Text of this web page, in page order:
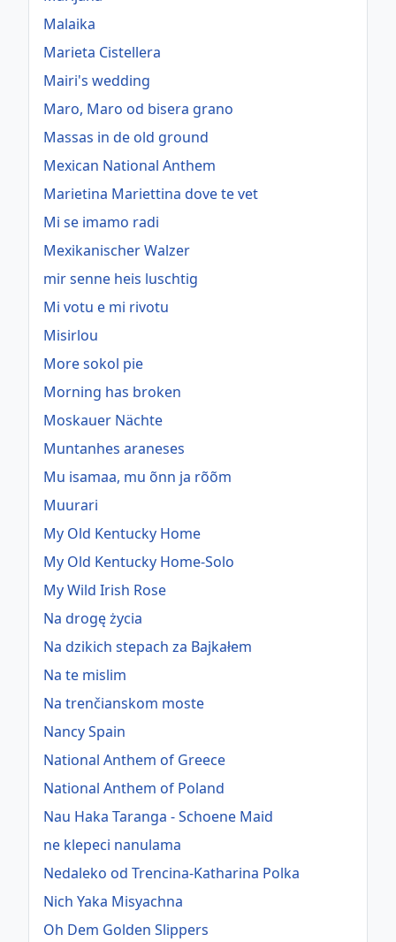
Malaika
Marieta Cistellera
Mairi's wedding
Maro, Maro od bisera grano
Massas in de old ground
Mexican National Anthem
Marietina Mariettina dove te vet
Mi se imamo radi
Mexikanischer Walzer
mir senne heis luschtig
Mi votu e mi rivotu
Misirlou
More sokol pie
Morning has broken
Moskauer Nächte
Muntanhes araneses
Mu isamaa, mu õnn ja rõõm
Muurari
My Old Kentucky Home
My Old Kentucky Home-Solo
My Wild Irish Rose
Na drogę życia
Na dzikich stepach za Bajkałem
Na te mislim
Na trenčianskom moste
Nancy Spain
National Anthem of Greece
National Anthem of Poland
Nau Haka Taranga - Schoene Maid
ne klepeci nanulama
Nedaleko od Trencina-Katharina Polka
Nich Yaka Misyachna
Oh Dem Golden Slippers